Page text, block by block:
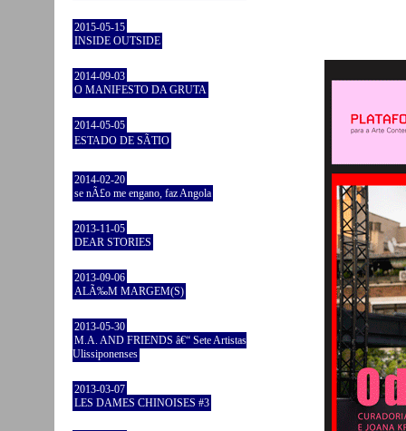
2015-05-15
INSIDE OUTSIDE
2014-09-03
O MANIFESTO DA GRUTA
2014-05-05
ESTADO DE SÃTIO
2014-02-20
se nÃ£o me engano, faz Angola
2013-11-05
DEAR STORIES
2013-09-06
ALÃ‰M MARGEM(S)
2013-05-30
M.A. AND FRIENDS â€“ Sete Artistas
Ulissiponenses
2013-03-07
LES DAMES CHINOISES #3